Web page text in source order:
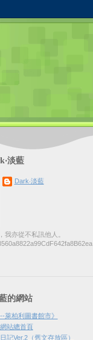
淡藍
Dark‧淡藍
我亦從不私訊他人。
的網站
萊柏利圖書館市》
站總首頁
記Ver.2（舊文存放區）